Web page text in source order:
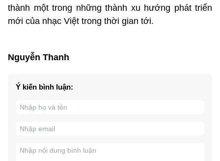
thành một trong những thành xu hướng phát triển
mới của nhạc Việt trong thời gian tới.
Nguyễn Thanh
Ý kiến bình luận: